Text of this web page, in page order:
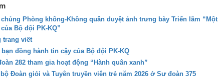
Phòng không-Không quân duyệt ảnh trưng bày Triển lãm “Một
Bộ đội PK-KQ”
trang viết
đồng hành tin cậy của Bộ đội PK-KQ
282 tham gia hoạt động “Hành quân xanh”
Đoàn giỏi và Tuyên truyền viên trẻ năm 2026 ở Sư đoàn 375